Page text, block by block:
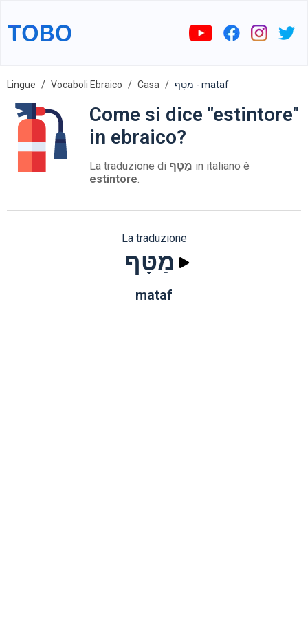
Lingue Vocaboli Ebraico Casa מַטָּף - mataf
Come si dice "estintore"
in ebraico?
La traduzione di מַטָּף in italiano è
estintore.
La traduzione
מַטָּף
mataf